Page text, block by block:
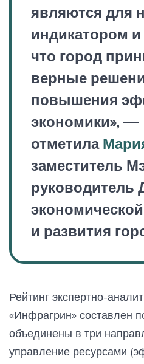
являются для
индикатором
что город
верные
повышения
экономики», —
отметила
заместитель
руководитель
и развития
Рейтинг экспертно-
«Инфрагрин» составлен
объединены в три
управление ресурсами